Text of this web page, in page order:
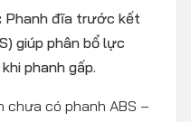
Phanh đĩa trước kết
giúp phân bổ lực
phanh gấp.
chưa có phanh ABS –